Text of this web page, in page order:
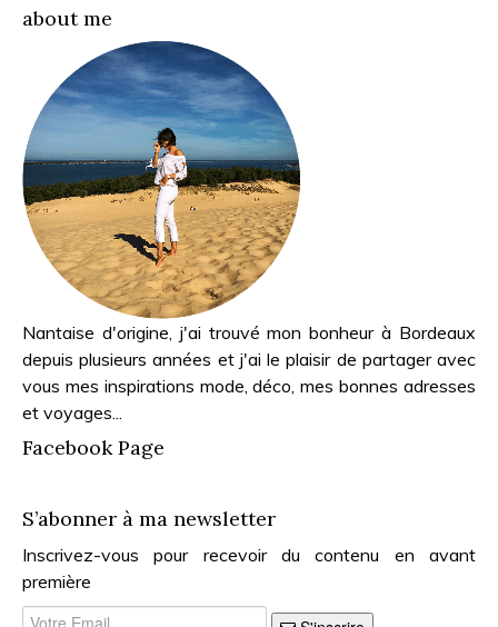
about me
Nantaise d'origine, j'ai trouvé mon bonheur à Bordeaux
depuis plusieurs années et j'ai le plaisir de partager avec
vous mes inspirations mode, déco, mes bonnes adresses
et voyages...
Facebook Page
S’abonner à ma newsletter
Inscrivez-vous pour recevoir du contenu en avant
première